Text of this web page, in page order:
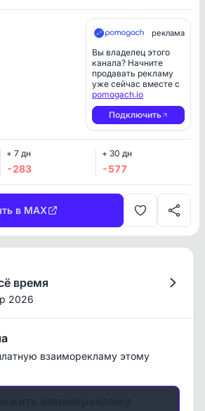
реклама
Вы владелец этого
канала? Начните
продавать рекламу
уже сейчас вместе с
pomogach.io
Подключить
+ 7 дн
-283
+ 30 дн
-577
в MAX
время
2026
взаиморекламу этому